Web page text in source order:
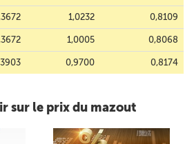
1,0232 0,8109
1,0005 0,8068
0,9700 0,8174
sur le prix du mazout